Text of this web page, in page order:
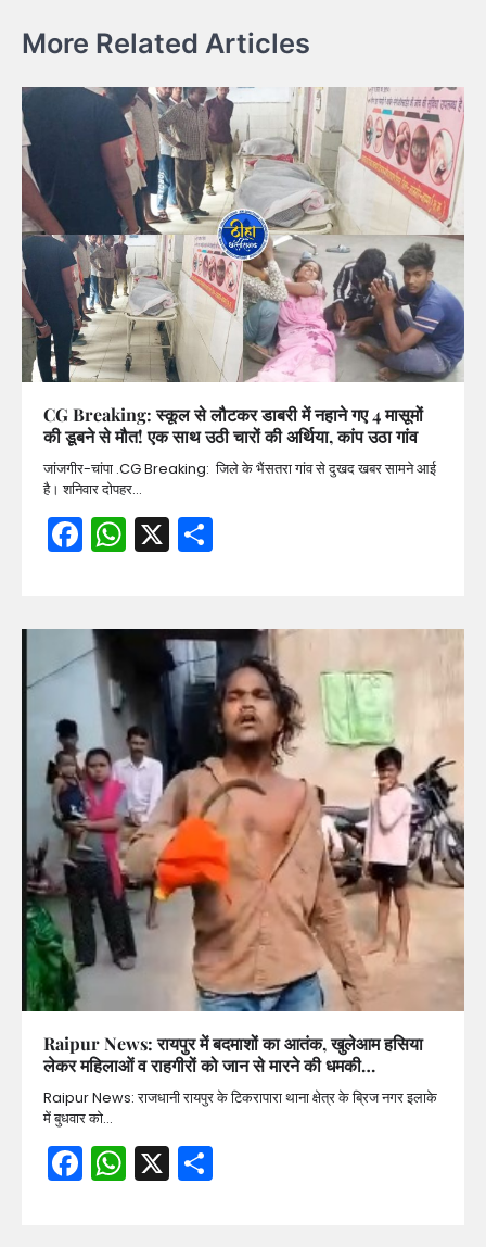
More Related Articles
CG Breaking: स्कूल से लौटकर डाबरी में नहाने गए 4 मासूमों
की डूबने से मौत! एक साथ उठी चारों की अर्थिया, कांप उठा गांव
जांजगीर-चांपा .CG Breaking: जिले के भैंसतरा गांव से दुखद खबर सामने आई
है। शनिवार दोपहर…
Facebook
WhatsApp
X
Raipur News: रायपुर में बदमाशों का आतंक, खुलेआम हसिया
लेकर महिलाओं व राहगीरों को जान से मारने की धमकी…
Raipur News: राजधानी रायपुर के टिकरापारा थाना क्षेत्र के ब्रिज नगर इलाके
में बुधवार को…
Facebook
WhatsApp
X